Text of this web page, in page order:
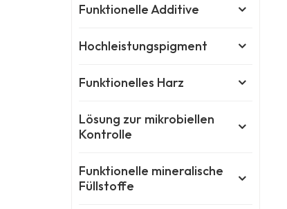
Funktionelle Additive
Hochleistungspigment
Funktionelles Harz
Lösung zur mikrobiellen
Kontrolle
Funktionelle mineralische
Füllstoffe